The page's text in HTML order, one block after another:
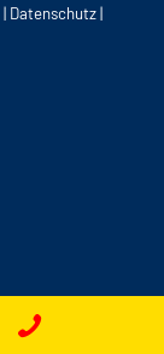
| Datenschutz|